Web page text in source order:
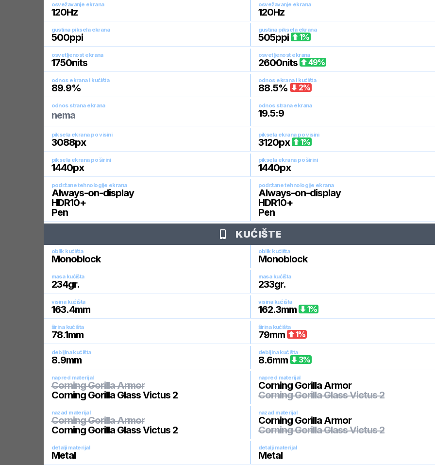
osvežavanje ekrana
120Hz
osvežavanje ekrana
120Hz
gustina piksela ekrana
500ppi
gustina piksela ekrana
505ppi 1%
osvetljenost ekrana
1750nits
osvetljenost ekrana
2600nits 49%
odnos ekrana i kućišta
89.9%
odnos ekrana i kućišta
88.5% 2%
odnos strana ekrana
nema
odnos strana ekrana
19.5:9
piksela ekrana po visini
3088px
piksela ekrana po visini
3120px 1%
piksela ekrana po širini
1440px
piksela ekrana po širini
1440px
podržane tehnologije ekrana
Always-on-display
HDR10+
Pen
podržane tehnologije ekrana
Always-on-display
HDR10+
Pen
KUĆIŠTE
oblik kućišta
Monoblock
oblik kućišta
Monoblock
masa kućišta
234gr.
masa kućišta
233gr.
visina kućišta
163.4mm
visina kućišta
162.3mm 1%
širina kućišta
78.1mm
širina kućišta
79mm 1%
debljina kućišta
8.9mm
debljina kućišta
8.6mm 3%
napred materijal
Corning Gorilla Armor
Corning Gorilla Glass Victus 2
napred materijal
Corning Gorilla Armor
Corning Gorilla Glass Victus 2
nazad materijal
Corning Gorilla Armor
Corning Gorilla Glass Victus 2
nazad materijal
Corning Gorilla Armor
Corning Gorilla Glass Victus 2
detalji materijal
Metal
detalji materijal
Metal